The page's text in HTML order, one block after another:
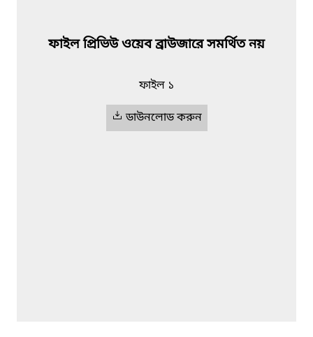
ফাইল প্রিভিউ ওয়েব ব্রাউজারে সমর্থিত নয়
ফাইল ১
ডাউনলোড করুন